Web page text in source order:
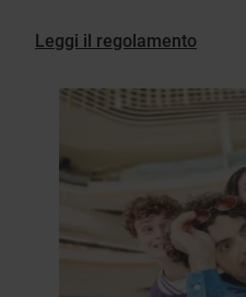
Leggi il regolamento